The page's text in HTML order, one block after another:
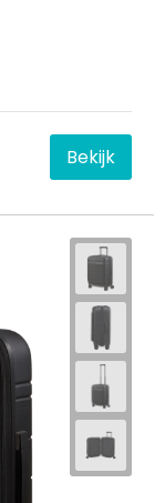
Bekijk